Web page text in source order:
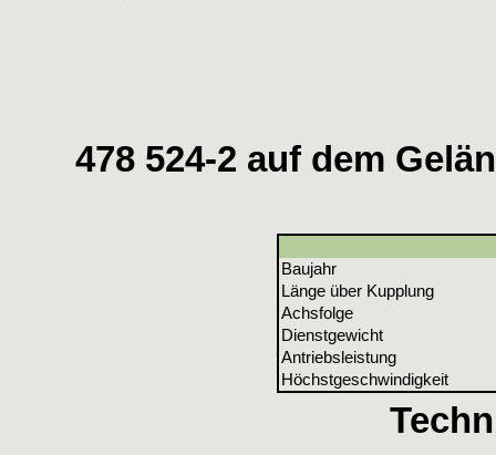
478 524-2 auf dem
Baujahr
Länge über Kupplung
Achsfolge
Dienstgewicht
Antriebsleistung
Höchstgeschwindigkeit